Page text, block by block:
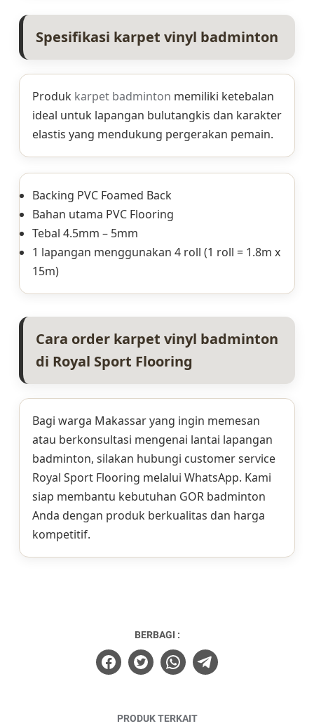
Spesifikasi karpet vinyl badminton
Produk karpet badminton memiliki ketebalan
ideal untuk lapangan bulutangkis dan karakter
elastis yang mendukung pergerakan pemain.
Backing PVC Foamed Back
Bahan utama PVC Flooring
Tebal 4.5mm – 5mm
1 lapangan menggunakan 4 roll (1 roll = 1.8m x
15m)
Cara order karpet vinyl badminton
di Royal Sport Flooring
Bagi warga Makassar yang ingin memesan
atau berkonsultasi mengenai lantai lapangan
badminton, silakan hubungi customer service
Royal Sport Flooring melalui WhatsApp. Kami
siap membantu kebutuhan GOR badminton
Anda dengan produk berkualitas dan harga
kompetitif.
BERBAGI :
PRODUK TERKAIT